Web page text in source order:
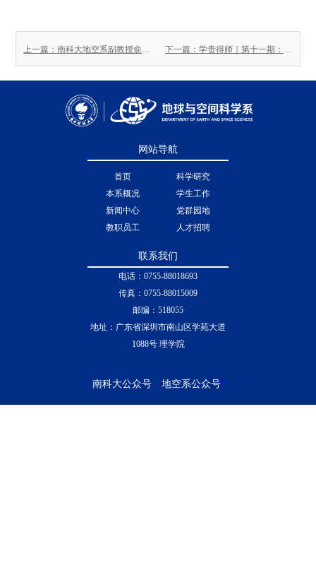
上一篇：南科大地空系副教授俞春泉荣获2025年度“傅承义青年科技奖” 下一篇：学贵得师｜第十一期：杨英杰老师专访
网站导航
首页
本系概况
新闻中心
教职员工
科学研究
学生工作
党群园地
人才招聘
联系我们
电话：0755-88018693
传真：0755-88015009
邮编：518055
地址：广东省深圳市南山区学苑大道
1088号 理学院
南科大公众号 地空系公众号